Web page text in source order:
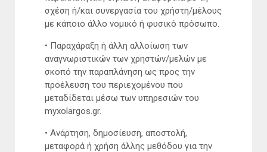
σχέση ή/και συνεργασία του χρήστη/μέλους
με κάποιο άλλο νομικό ή φυσικό πρόσωπο.
• Παραχάραξη ή άλλη αλλοίωση των
αναγνωριστικών των χρηστών/μελών με
σκοπό την παραπλάνηση ως προς την
προέλευση του περιεχομένου που
μεταδίδεται μέσω των υπηρεσιών του
myxolargos.gr.
• Ανάρτηση, δημοσίευση, αποστολή,
μεταφορά ή χρήση άλλης μεθόδου για την